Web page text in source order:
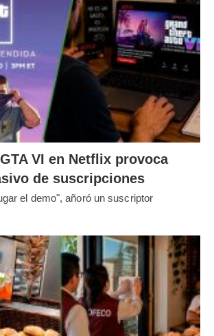
VI en Netflix provoca
de suscripciones
el demo", añoró un suscriptor